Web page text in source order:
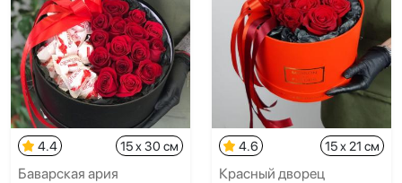
4.4 15 x 30 см
Баварская ария
4.6 15 x 21 см
Красный дворец